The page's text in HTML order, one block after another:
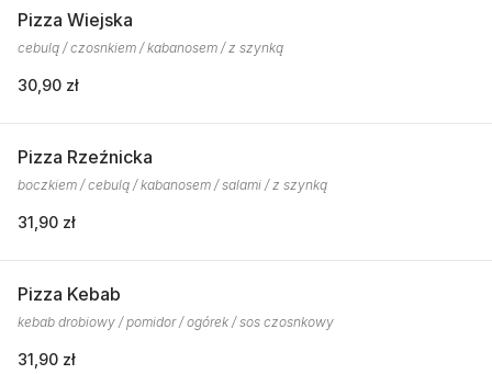
Pizza Wiejska
cebulą / czosnkiem / kabanosem / z szynką
30,90 zł
Pizza Rzeźnicka
boczkiem / cebulą / kabanosem / salami / z szynką
31,90 zł
Pizza Kebab
kebab drobiowy / pomidor / ogórek / sos czosnkowy
31,90 zł